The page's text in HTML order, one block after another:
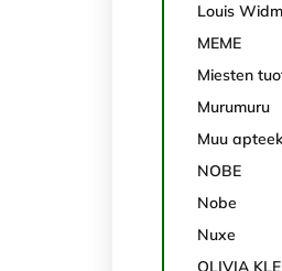
Louis
MEME
Miesten
Murumuru
Muu
NOBE
Nobe
Nuxe
OLIVIA